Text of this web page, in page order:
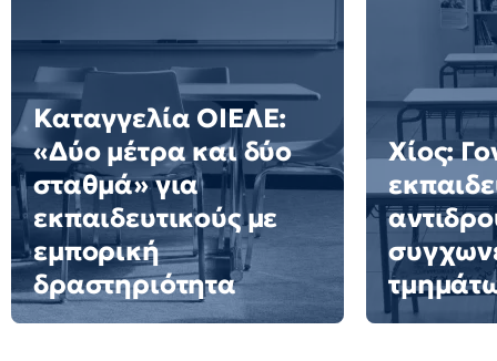
Καταγγελία ΟΙΕΛΕ:
«Δύο μέτρα και δύο
σταθμά» για
εκπαιδευτικούς με
εμπορική
δραστηριότητα
Χίος: